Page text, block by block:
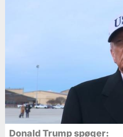
Donald Trump spøger: